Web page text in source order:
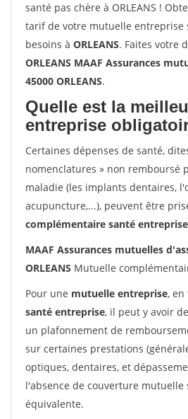
santé pas chère à ORLEANS !
tarif de votre mutuelle entreprise
besoins à ORLEANS. Faites votre
ORLEANS MAAF Assurances
45000 ORLEANS.
Quelle est la
entreprise
Certaines dépenses de santé,
nomenclatures » non remboursé
maladie (les implants dentaires,
acupuncture,...), peuvent être
complémentaire santé entreprise
MAAF Assurances mutuelles
ORLEANS Mutuelle
Pour une mutuelle entreprise, en
santé entreprise, il peut y avoir
un plafonnement de
sur certaines prestations
optiques, dentaires, et
l'absence de couverture
équivalente.